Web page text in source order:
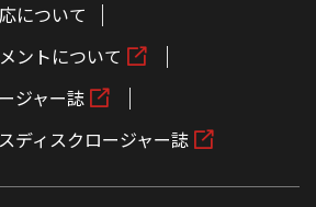
について
ントについて
ジャー誌
ディスクロージャー誌